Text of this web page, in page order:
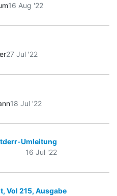
16 Aug '22
27 Jul '22
18 Jul '22
Umleitung
16 Jul '22
Vol 215, Ausgabe